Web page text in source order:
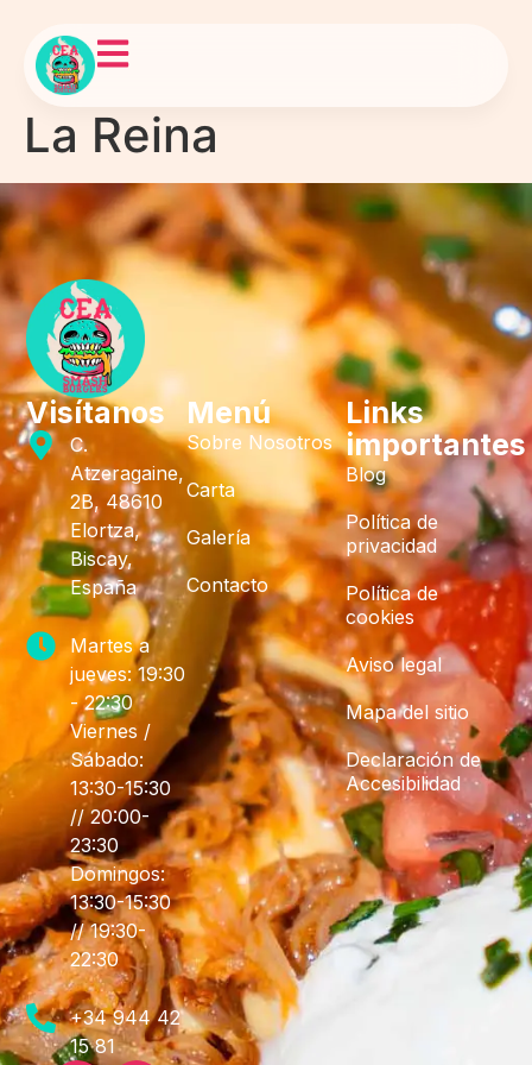
La Reina
Visítanos
C.
Atzeragaine,
2B, 48610
Elortza,
Biscay,
España
Martes a
jueves: 19:30
- 22:30
Viernes /
Sábado:
13:30-15:30
// 20:00-
23:30
Domingos:
13:30-15:30
// 19:30-
22:30
+34 944 42
15 81
Menú
Sobre Nosotros
Carta
Galería
Contacto
Links
importantes
Blog
Política de
privacidad
Política de
cookies
Aviso legal
Mapa del sitio
Declaración de
Accesibilidad